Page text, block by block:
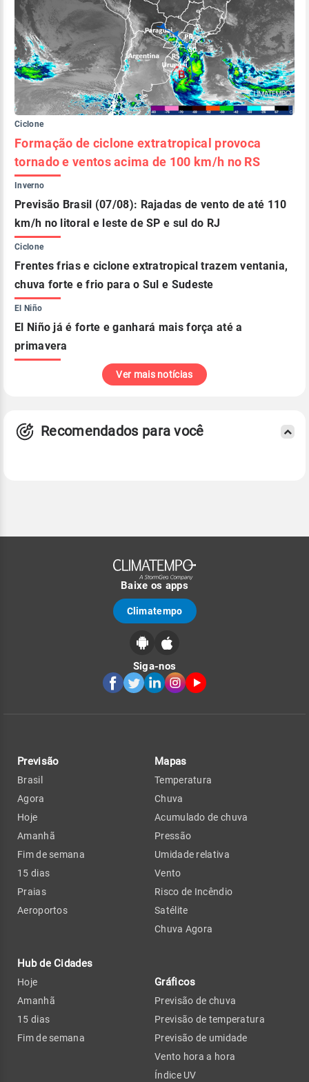
Ciclone
Formação de ciclone extratropical provoca
tornado e ventos acima de 100 km/h no RS
Inverno
Previsão Brasil (07/08): Rajadas de vento de até 110
km/h no litoral e leste de SP e sul do RJ
Ciclone
Frentes frias e ciclone extratropical trazem ventania,
chuva forte e frio para o Sul e Sudeste
El Niño
El Niño já é forte e ganhará mais força até a
primavera
Ver mais notícias
Recomendados para você
Baixe os apps
Climatempo
Siga-nos
Previsão
Brasil
Agora
Hoje
Amanhã
Fim de semana
15 dias
Praias
Aeroportos
Hub de Cidades
Hoje
Amanhã
15 dias
Fim de semana
Mapas
Temperatura
Chuva
Acumulado de chuva
Pressão
Umidade relativa
Vento
Risco de Incêndio
Satélite
Chuva Agora
Gráficos
Previsão de chuva
Previsão de temperatura
Previsão de umidade
Vento hora a hora
Índice UV